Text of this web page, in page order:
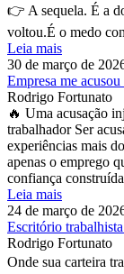
👉 A sequela. É a
voltou.É o medo
Leia mais
30 de março de
Empresa me
Rodrigo Fortunato
🔥 Uma acusação
trabalhador Ser
experiências mais
apenas o emprego
confiança
Leia mais
24 de março de
Escritório
Rodrigo Fortunato
Onde sua carteira